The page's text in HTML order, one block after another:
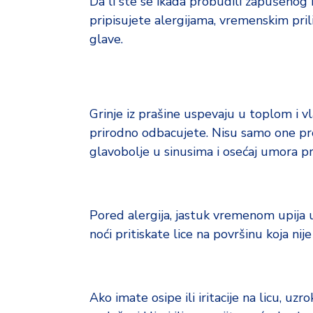
pripisujete alergijama, vremenskim
glave.
Grinje iz prašine uspevaju u toplom i
prirodno odbacujete. Nisu samo one
glavobolje u sinusima i osećaj umora
Pored alergija, jastuk vremenom upija
noći pritiskate lice na površinu koja
Ako imate osipe ili iritacije na licu,